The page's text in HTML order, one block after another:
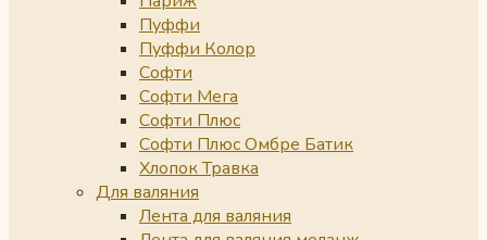
Пуффи
Пуффи Колор
Софти
Софти Мега
Софти Плюс
Софти Плюс Омбре Батик
Хлопок Травка
Для валяния
Лента для валяния